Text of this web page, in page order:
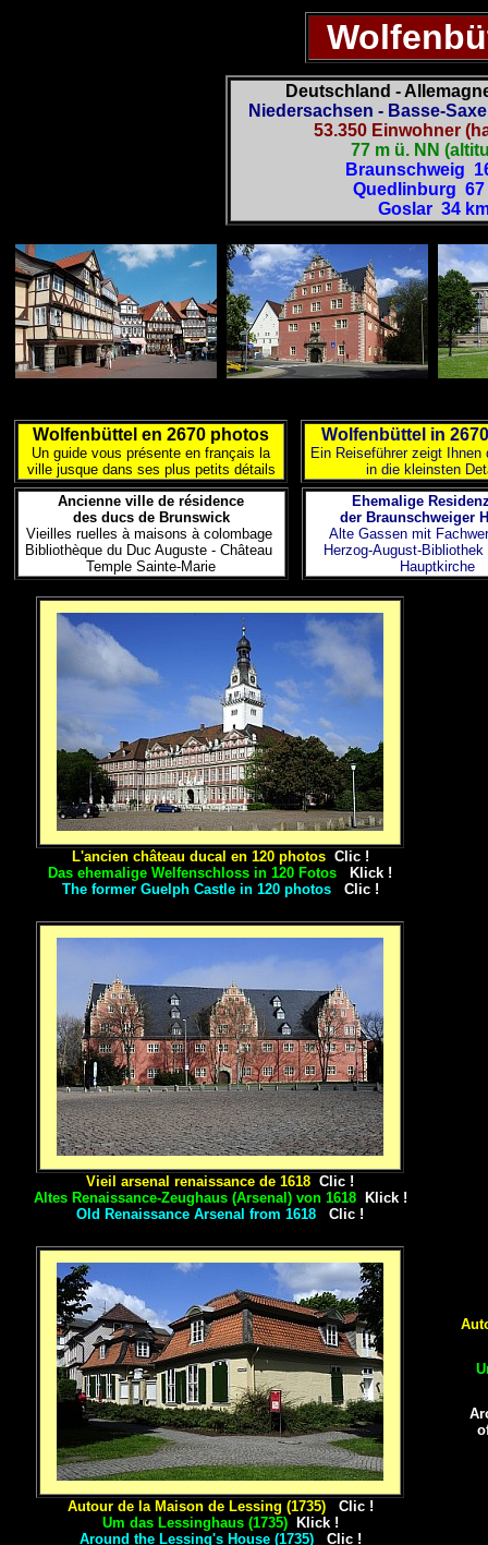
Deutschland -
Niedersachsen - Basse-
53.350 Einwohner
77 m ü. NN
Braunschweig
Quedlinburg 67
Goslar 34
Wolfenbüttel en 2670 photos
Un guide vous présente en français la
ville jusque dans ses plus petits détails
Wolfenbüttel in
Ein Reiseführer zeigt Ihnen
in die kleinsten
Ancienne ville de résidence
des ducs de Brunswick
Vieilles ruelles à maisons à colombage
Bibliothèque du Duc Auguste - Château
Temple Sainte-Marie
Ehemalige
der Braunschweiger
Alte Gassen mit
Herzog-August-
Hauptkirche
L'ancien château ducal en 120 photos Clic !
Das ehemalige Welfenschloss in 120 Fotos
Klick !
The former Guelph Castlein 120 photos Clic !
Vieil arsenal renaissance de 1618 Clic !
Altes Renaissance-Zeughaus (Arsenal) von 1618
Klick !
Old Renaissance Arsenal from 1618
Clic !
Autour de la Maison de Lessing (1735)
Clic !
Um das Lessinghaus (1735)
Klick !
Around the Lessing's House (1735)
Clic !